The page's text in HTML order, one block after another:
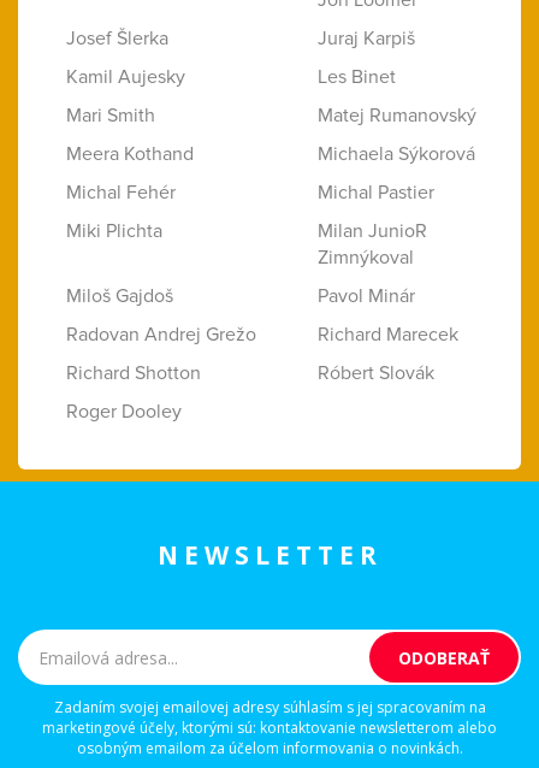
Josef Šlerka
Juraj Karpiš
Kamil Aujesky
Les Binet
Mari Smith
Matej Rumanovský
Meera Kothand
Michaela Sýkorová
Michal Fehér
Michal Pastier
Miki Plichta
Milan JunioR
Zimnýkoval
Miloš Gajdoš
Pavol Minár
Radovan Andrej Grežo
Richard Marecek
Richard Shotton
Róbert Slovák
Roger Dooley
NEWSLETTER
Zadaním svojej emailovej adresy súhlasím s jej spracovaním na
marketingové účely, ktorými sú: kontaktovanie newsletterom alebo
osobným emailom za účelom informovania o novinkách.